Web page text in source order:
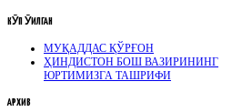
КӮП ӮҚИЛГАН
МУҚАДДАС ҚЎРҒОН
ҲИНДИСТОН БОШ ВАЗИРИНИНГ
ЮРТИМИЗГА ТАШРИФИ
АРХИВ